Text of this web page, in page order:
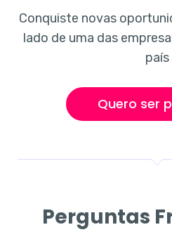
Conquiste novas
lado de uma das
país
Quero ser
Perguntas